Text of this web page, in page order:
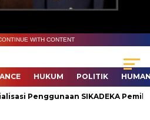
WITH CONTENT
HUKUM POLITIK
Penggunaan SIKADEKA Pemilu